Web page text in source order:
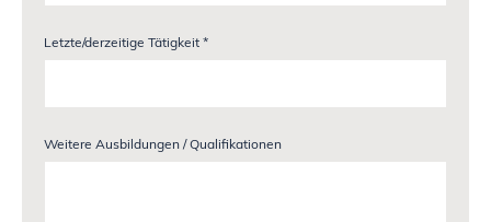
Letzte/derzeitige Tätigkeit *
Weitere Ausbildungen / Qualifikationen